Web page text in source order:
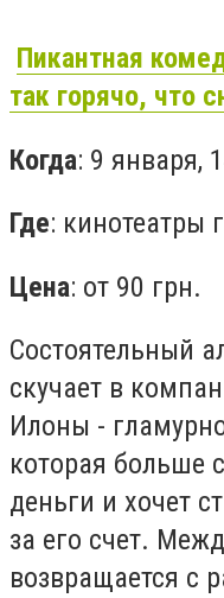
Пикантная
так горячо, что
Когда: 9 января,
Где: кинотеатры
Цена: от 90 грн.
Состоятельный
скучает в
Илоны -
которая больше
деньги и хочет
за его счет.
возвращается с